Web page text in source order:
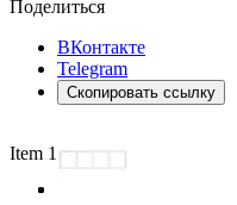
Поделиться
ВКонтакте
Telegram
Скопировать ссылку
Item 1 of 3